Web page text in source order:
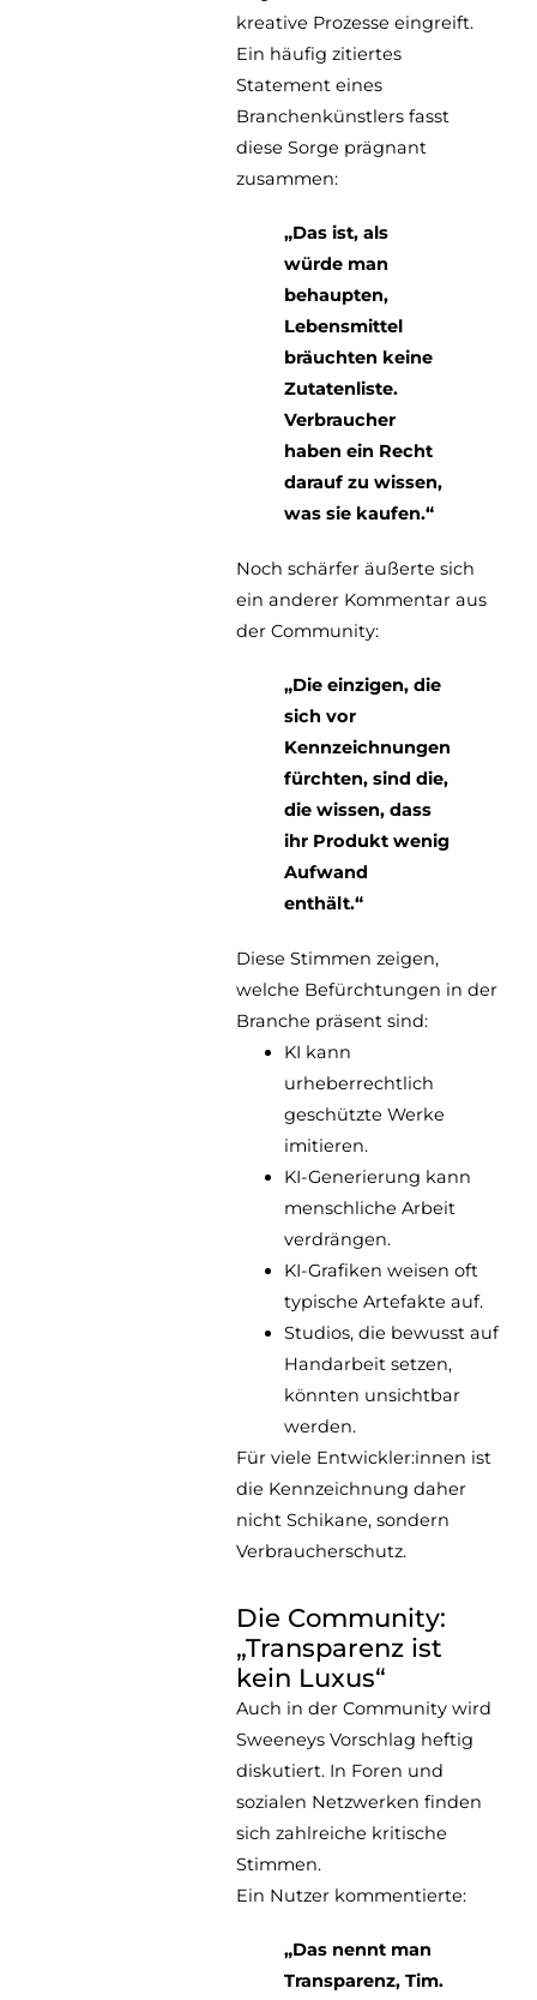
kreative Prozesse eingreift.
Ein häufig zitiertes
Statement eines
Branchenkünstlers fasst
diese Sorge prägnant
zusammen:
„Das ist, als
würde man
behaupten,
Lebensmittel
bräuchten keine
Zutatenliste.
Verbraucher
haben ein Recht
darauf zu wissen,
was sie kaufen.“
Noch schärfer äußerte sich
ein anderer Kommentar aus
der Community:
„Die einzigen, die
sich vor
Kennzeichnungen
fürchten, sind die,
die wissen, dass
ihr Produkt wenig
Aufwand
enthält.“
Diese Stimmen zeigen,
welche Befürchtungen in der
Branche präsent sind:
KI kann
urheberrechtlich
geschützte Werke
imitieren.
KI-Generierung kann
menschliche Arbeit
verdrängen.
KI-Grafiken weisen oft
typische Artefakte auf.
Studios, die bewusst auf
Handarbeit setzen,
könnten unsichtbar
werden.
Für viele Entwickler:innen ist
die Kennzeichnung daher
nicht Schikane, sondern
Verbraucherschutz.
Die Community:
„Transparenz ist
kein Luxus“
Auch in der Community wird
Sweeneys Vorschlag heftig
diskutiert. In Foren und
sozialen Netzwerken finden
sich zahlreiche kritische
Stimmen.
Ein Nutzer kommentierte:
„Das nennt man
Transparenz, Tim.